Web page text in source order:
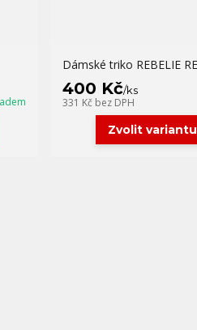
Dámské triko REBELIE
400 Kč/ks
331 Kč bez DPH
Zvolit variantu